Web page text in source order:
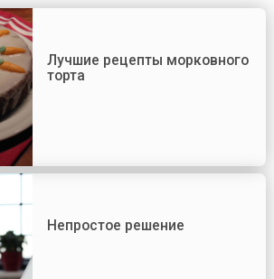
Лучшие рецепты морковного
торта
Непростое решение